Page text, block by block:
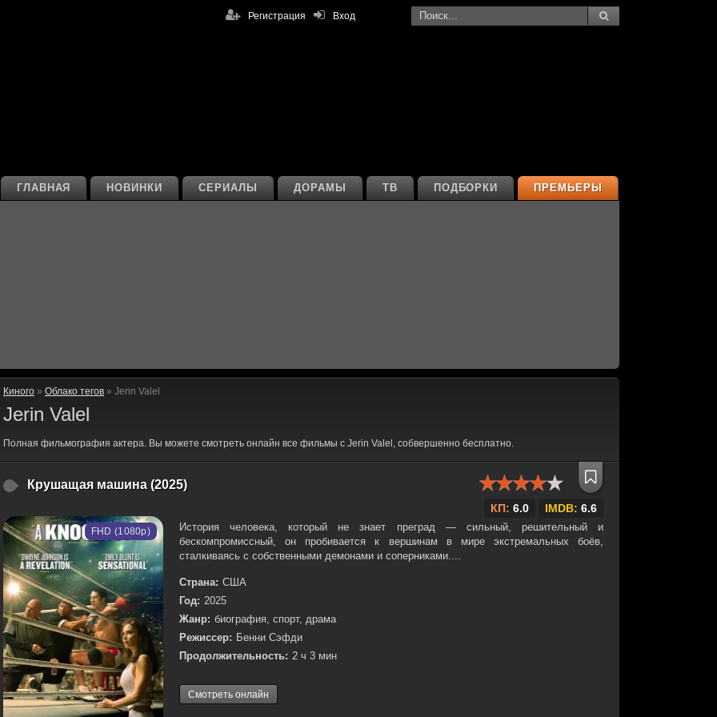
Вход
Регистрация
ПРЕМЬЕРЫ
ПОДБОРКИ
ТВ
ДОРАМЫ
СЕРИАЛЫ
НОВИНКИ
ГЛАВНАЯ
Киного » Облако тегов » Jerin Valel
Jerin Valel
Полная фильмография актера. Вы можете смотреть онлайн все фильмы с Jerin Valel, собвершенно бесплатно.
Крушащая машина (2025)
КП: 6.0 IMDB: 6.6
FHD (1080p)
История человека, который не знает преград — сильный, решительный и
бескомпромиссный, он пробивается к вершинам в мире экстремальных боёв,
сталкиваясь с собственными демонами и соперниками....
Страна: США
Год: 2025
Жанр: биография, спорт, драма
Режиссер: Бенни Сэфди
Продолжительность: 2 ч 3 мин
Смотреть онлайн